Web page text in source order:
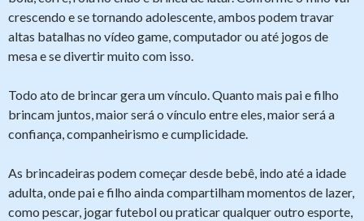
crescendo e se tornando adolescente, ambos podem travar
altas batalhas no vídeo game, computador ou até jogos de
mesa e se divertir muito com isso.
Todo ato de brincar gera um vínculo. Quanto mais pai e filho
brincam juntos, maior será o vínculo entre eles, maior será a
confiança, companheirismo e cumplicidade.
As brincadeiras podem começar desde bebê, indo até a idade
adulta, onde pai e filho ainda compartilham momentos de lazer,
como pescar, jogar futebol ou praticar qualquer outro esporte,